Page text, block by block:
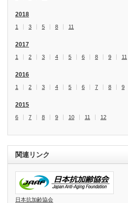
2018
1 3 5 8 11
2017
1 2 3 4 5 6 8 9 11
2016
1 2 3 4 5 6 7 8 9
2015
6 7 8 9 10 11 12
関連リンク
日本抗加齢協会